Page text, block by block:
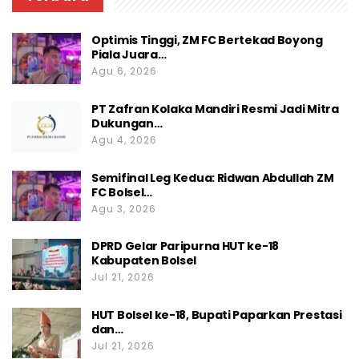
Optimis Tinggi, ZM FC Bertekad Boyong
Piala Juara…
Agu 6, 2026
PT Zafran Kolaka Mandiri Resmi Jadi Mitra
Dukungan…
Agu 4, 2026
Semifinal Leg Kedua: Ridwan Abdullah ZM
FC Bolsel…
Agu 3, 2026
DPRD Gelar Paripurna HUT ke-18
Kabupaten Bolsel
Jul 21, 2026
HUT Bolsel ke-18, Bupati Paparkan Prestasi
dan…
Jul 21, 2026